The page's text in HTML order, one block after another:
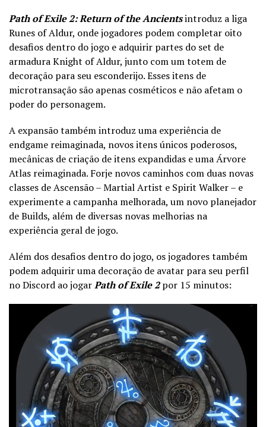
Path of Exile 2: Return of the Ancientsintroduz a liga
Runes of Aldur, onde jogadores podem completar oito
desafios dentro do jogo e adquirir partes do set de
armadura Knight of Aldur, junto com um totem de
decoração para seu esconderijo. Esses itens de
microtransação são apenas cosméticos e não afetam o
poder do personagem.
A expansão também introduz uma experiência de
endgame reimaginada, novos itens únicos poderosos,
mecânicas de criação de itens expandidas e uma Árvore
Atlas reimaginada. Forje novos caminhos com duas novas
classes de Ascensão – Martial Artist e Spirit Walker – e
experimente a campanha melhorada, um novo planejador
de Builds, além de diversas novas melhorias na
experiência geral de jogo.
Além dos desafios dentro do jogo, os jogadores também
podem adquirir uma decoração de avatar para seu perfil
no Discord ao jogarPath of Exile 2por 15 minutos: